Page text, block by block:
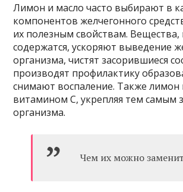
Лимон и масло часто выбирают в
компонентов желчегонного
их полезным свойствам.
содержатся, ускоряют выведение
организма, чистят засорившиеся
производят профилактику
снимают воспаление. Также
витамином С, укрепляя тем самым
организма.
Чем их можно